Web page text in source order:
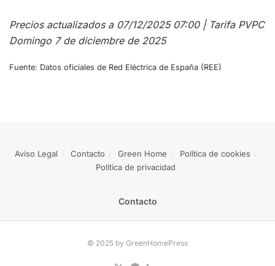
Precios actualizados a 07/12/2025 07:00 | Tarifa PVPC
Domingo 7 de diciembre de 2025
Fuente: Datos oficiales de Red Eléctrica de España (REE)
Aviso Legal Contacto Green Home
Política de cookies
Política de privacidad
Contacto
© 2025 by GreenHomePress